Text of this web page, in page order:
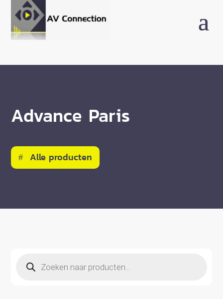
Advance Paris
Alle producten
zoeken